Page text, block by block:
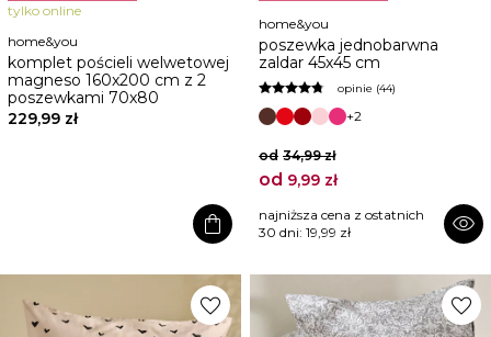
tylko online
home&you
komplet pościeli welwetowej
magneso 160x200 cm z 2
poszewkami 70x80
229,99 zł
shopping_bag
home&you
poszewka jednobarwna
zaldar 45x45 cm
opinie (44)
+2
od 34,99 zł
od 9,99 zł
najniższa cena z ostatnich
30 dni: 19,99 zł visibility
favorite favorite